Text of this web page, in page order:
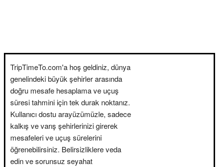
TripTimeTo.com'a hoş geldiniz, dünya
genelindeki büyük şehirler arasında
doğru mesafe hesaplama ve uçuş
süresi tahmini için tek durak noktanız.
Kullanıcı dostu arayüzümüzle, sadece
kalkış ve varış şehirlerinizi girerek
mesafeleri ve uçuş sürelerini
öğrenebilirsiniz. Belirsizliklere veda
edin ve sorunsuz seyahat